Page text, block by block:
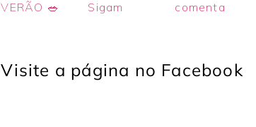
Visite a página no Facebook